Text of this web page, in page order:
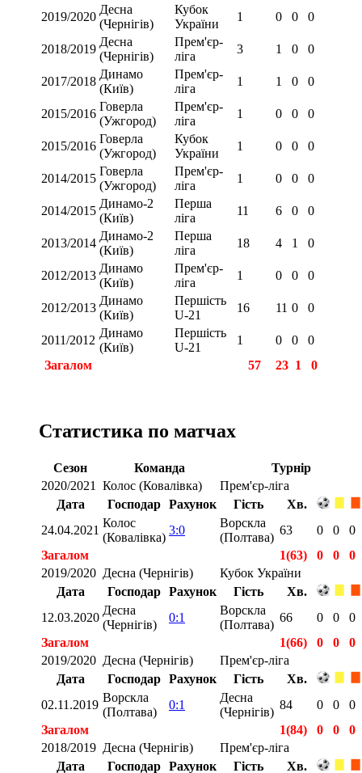
2019/2020
Десна
(Чернігів)
Кубок
України
1 0 0 0
2018/2019
Десна
(Чернігів)
Прем'єр-
ліга
3 1 0 0
2017/2018
Динамо
(Київ)
Прем'єр-
ліга
1 1 0 0
2015/2016
Говерла
(Ужгород)
Прем'єр-
ліга
1 0 0 0
2015/2016
Говерла
(Ужгород)
Кубок
України
1 0 0 0
2014/2015
Говерла
(Ужгород)
Прем'єр-
ліга
1 0 0 0
2014/2015
Динамо-2
(Київ)
Перша
ліга
11 6 0 0
2013/2014
Динамо-2
(Київ)
Перша
ліга
18 4 1 0
2012/2013
Динамо
(Київ)
Прем'єр-
ліга
1 0 0 0
2012/2013
Динамо
(Київ)
Першість
U-21
16 11 0 0
2011/2012
Динамо
(Київ)
Першість
U-21
1 0 0
0
Загалом
57 23 1 0
Статистика по матчах
Сезон Команда
Турнір
2020/2021
Колос (Ковалівка)
Прем'єр-ліга
Дата
Господар Рахунок Гість
Хв.
24.04.2021
Колос
(Ковалівка)
3:0
Ворскла
(Полтава)
63 0 0
0
Загалом
1(63) 0 0
0
2019/2020 Десна (Чернігів)
Кубок України
Дата
Господар Рахунок Гість
Хв.
12.03.2020
Десна
(Чернігів)
0:1
Ворскла
(Полтава)
66 0 0
0
Загалом
1(66) 0 0
0
2019/2020 Десна (Чернігів)
Прем'єр-ліга
Дата
Господар Рахунок Гість
Хв.
02.11.2019
Ворскла
(Полтава)
0:1
Десна
(Чернігів)
84 0 0
0
Загалом
1(84) 0 0
0
2018/2019 Десна (Чернігів)
Прем'єр-ліга
Дата
Господар Рахунок Гість
Хв.